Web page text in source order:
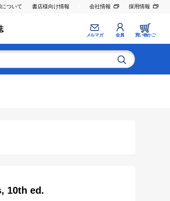
ついて 書店様向け情報 会社情報 採用情報
メルマガ 会員 買い物かご
10th ed.